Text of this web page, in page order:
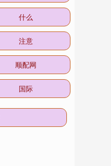
什么
注意
顺配网
国际